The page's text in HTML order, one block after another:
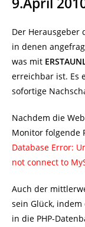
Der Herausgeber
in denen
was mit
erreichbar ist. Es
sofortige
Nachdem die
Monitor folgende
Database Error:
not connect to
Auch der
sein Glück,
in die PHP-